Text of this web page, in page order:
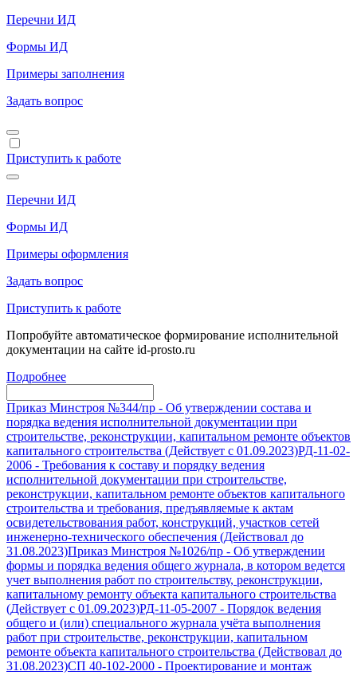
Перечни ИД
Формы ИД
Примеры заполнения
Задать вопрос
Приступить к работе
Перечни ИД
Формы ИД
Примеры оформления
Задать вопрос
Приступить к работе
Попробуйте автоматическое формирование исполнительной
документации на сайте id-prosto.ru
Подробнее
Приказ Минстроя №344/пр - Об утверждении состава и
порядка ведения исполнительной документации при
строительстве, реконструкции, капитальном ремонте объектов
капитального строительства (Действует с 01.09.2023)РД-11-02-
2006 - Требования к составу и порядку ведения
исполнительной документации при строительстве,
реконструкции, капитальном ремонте объектов капитального
строительства и требования, предъявляемые к актам
освидетельствования работ, конструкций, участков сетей
инженерно-технического обеспечения (Действовал до
31.08.2023)Приказ Минстроя №1026/пр - Об утверждении
формы и порядка ведения общего журнала, в котором ведется
учет выполнения работ по строительству, реконструкции,
капитальному ремонту объекта капитального строительства
(Действует с 01.09.2023)РД-11-05-2007 - Порядок ведения
общего и (или) специального журнала учёта выполнения
работ при строительстве, реконструкции, капитальном
ремонте объекта капитального строительства (Действовал до
31.08.2023)СП 40-102-2000 - Проектирование и монтаж